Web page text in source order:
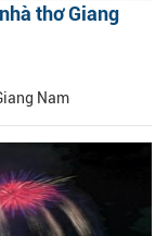
thơ Giang
Nam